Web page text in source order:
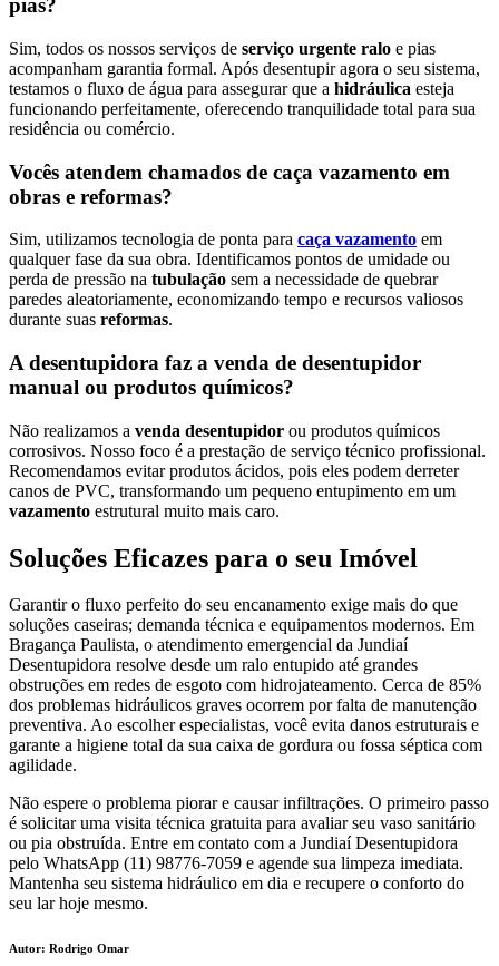
pias?
Sim, todos os nossos serviços de serviço urgente ralo e pias
acompanham garantia formal. Após desentupir agora o seu sistema,
testamos o fluxo de água para assegurar que a hidráulica esteja
funcionando perfeitamente, oferecendo tranquilidade total para sua
residência ou comércio.
Vocês atendem chamados de caça vazamento em
obras e reformas?
Sim, utilizamos tecnologia de ponta para caça vazamento em
qualquer fase da sua obra. Identificamos pontos de umidade ou
perda de pressão na tubulação sem a necessidade de quebrar
paredes aleatoriamente, economizando tempo e recursos valiosos
durante suas reformas.
A desentupidora faz a venda de desentupidor
manual ou produtos químicos?
Não realizamos a venda desentupidor ou produtos químicos
corrosivos. Nosso foco é a prestação de serviço técnico profissional.
Recomendamos evitar produtos ácidos, pois eles podem derreter
canos de PVC, transformando um pequeno entupimento em um
vazamento estrutural muito mais caro.
Soluções Eficazes para o seu Imóvel
Garantir o fluxo perfeito do seu encanamento exige mais do que
soluções caseiras; demanda técnica e equipamentos modernos. Em
Bragança Paulista, o atendimento emergencial da Jundiaí
Desentupidora resolve desde um ralo entupido até grandes
obstruções em redes de esgoto com hidrojateamento. Cerca de 85%
dos problemas hidráulicos graves ocorrem por falta de manutenção
preventiva. Ao escolher especialistas, você evita danos estruturais e
garante a higiene total da sua caixa de gordura ou fossa séptica com
agilidade.
Não espere o problema piorar e causar infiltrações. O primeiro passo
é solicitar uma visita técnica gratuita para avaliar seu vaso sanitário
ou pia obstruída. Entre em contato com a Jundiaí Desentupidora
pelo WhatsApp (11) 98776-7059 e agende sua limpeza imediata.
Mantenha seu sistema hidráulico em dia e recupere o conforto do
seu lar hoje mesmo.
Autor: Rodrigo Omar